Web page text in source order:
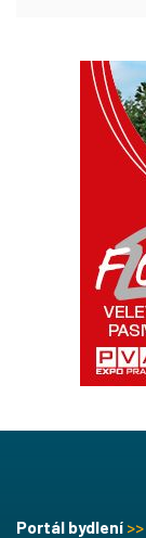
Portál bydlení >>